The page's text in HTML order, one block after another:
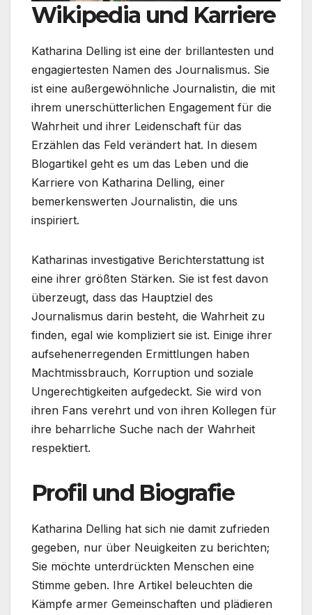
Wikipedia und Karriere
Katharina Delling ist eine der brillantesten und
engagiertesten Namen des Journalismus. Sie
ist eine außergewöhnliche Journalistin, die mit
ihrem unerschütterlichen Engagement für die
Wahrheit und ihrer Leidenschaft für das
Erzählen das Feld verändert hat. In diesem
Blogartikel geht es um das Leben und die
Karriere von Katharina Delling, einer
bemerkenswerten Journalistin, die uns
inspiriert.
Katharinas investigative Berichterstattung ist
eine ihrer größten Stärken. Sie ist fest davon
überzeugt, dass das Hauptziel des
Journalismus darin besteht, die Wahrheit zu
finden, egal wie kompliziert sie ist. Einige ihrer
aufsehenerregenden Ermittlungen haben
Machtmissbrauch, Korruption und soziale
Ungerechtigkeiten aufgedeckt. Sie wird von
ihren Fans verehrt und von ihren Kollegen für
ihre beharrliche Suche nach der Wahrheit
respektiert.
Profil und Biografie
Katharina Delling hat sich nie damit zufrieden
gegeben, nur über Neuigkeiten zu berichten;
Sie möchte unterdrückten Menschen eine
Stimme geben. Ihre Artikel beleuchten die
Kämpfe armer Gemeinschaften und plädieren